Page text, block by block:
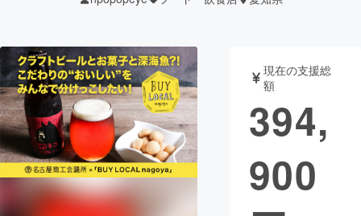
テクノロジー・ガジェット
映像・映画 書籍・雑誌
ビジネス・起業 チャレンジ
現在の支援総
額
394,
900